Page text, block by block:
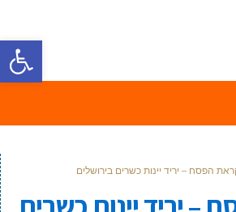
פתח
הפסח – יריד יינות כשרים בירושלים